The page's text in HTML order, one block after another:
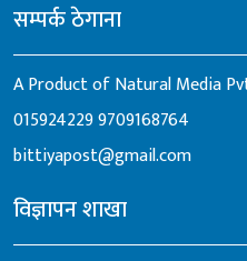
सम्पर्क ठेगाना
A Product of Natural Media
0159242299709168764
bittiyapost@gmail.com
विज्ञापन शाखा